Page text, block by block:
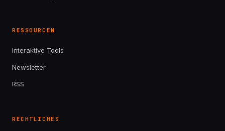
RESSOURCEN
Interaktive Tools
Newsletter
RSS
RECHTLICHES